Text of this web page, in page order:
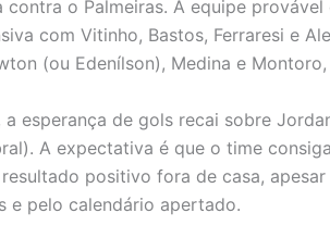
contra o Palmeiras. A equipe
com Vitinho, Bastos, Ferraresi e
(ou Edenílson), Medina e
a esperança de gols recai sobre
A expectativa é que o time
positivo fora de casa,
e pelo calendário apertado.